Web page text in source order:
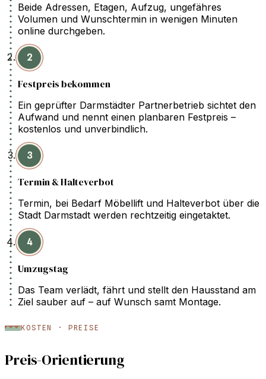
Beide Adressen, Etagen, Aufzug, ungefähres
Volumen und Wunschtermin in wenigen Minuten
online durchgeben.
2
Festpreis bekommen
Ein geprüfter Darmstädter Partnerbetrieb sichtet den
Aufwand und nennt einen planbaren Festpreis –
kostenlos und unverbindlich.
3
Termin & Halteverbot
Termin, bei Bedarf Möbellift und Halteverbot über die
Stadt Darmstadt werden rechtzeitig eingetaktet.
4
Umzugstag
Das Team verlädt, fährt und stellt den Hausstand am
Ziel sauber auf – auf Wunsch samt Montage.
KOSTEN · PREISE
Preis-Orientierung